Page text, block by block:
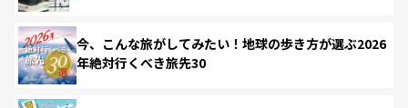
今、こんな旅がしてみたい！地球の歩き方が選ぶ2026
年絶対行くべき旅先30